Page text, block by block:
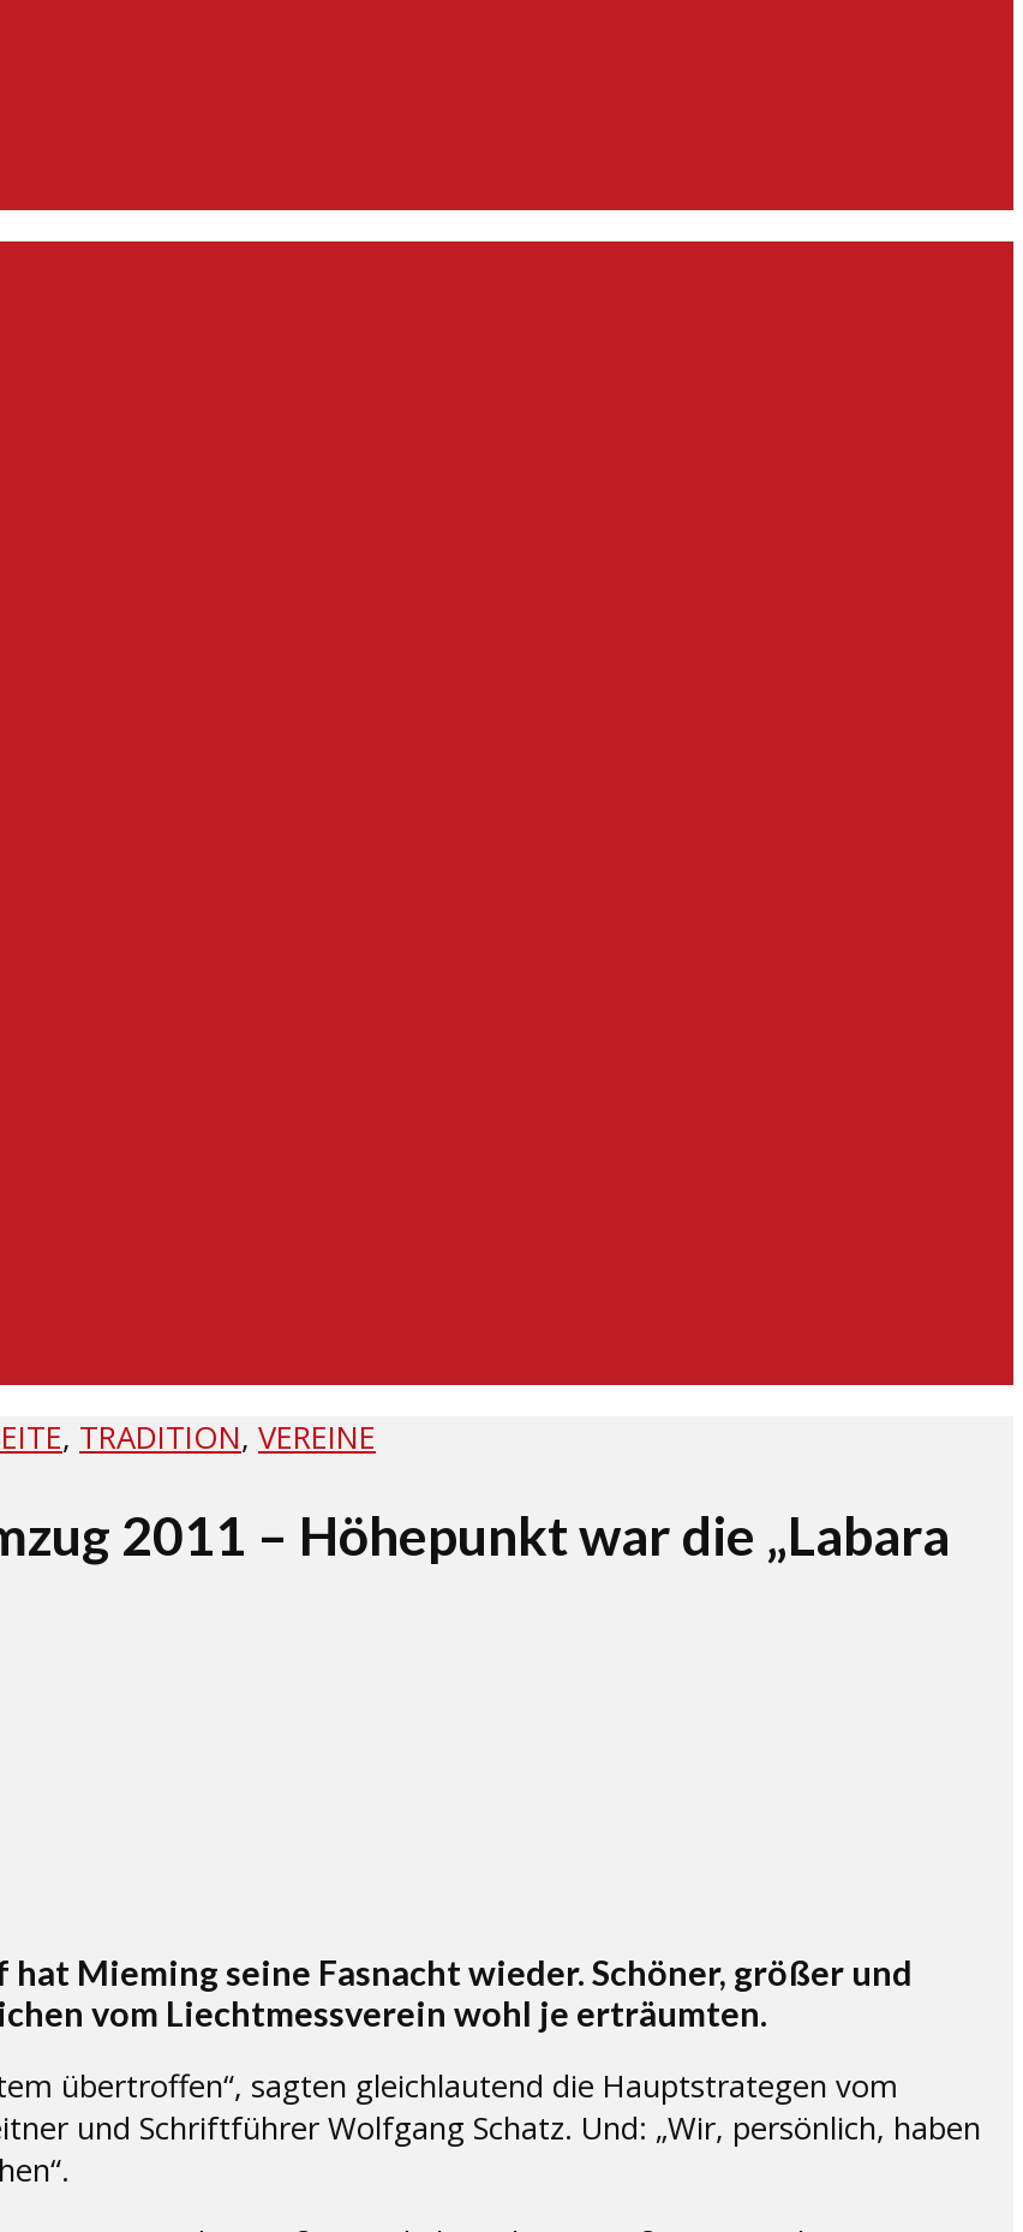
, TRADITION, VEREINE
2011 – Höhepunkt war die „Labara
Mieming seine Fasnacht wieder. Schöner, größer und
vom Liechtmessverein wohl je erträumten.
übertroffen“, sagten gleichlautend die Hauptstrategen vom
und Schriftführer Wolfgang Schatz. Und: „Wir, persönlich, haben